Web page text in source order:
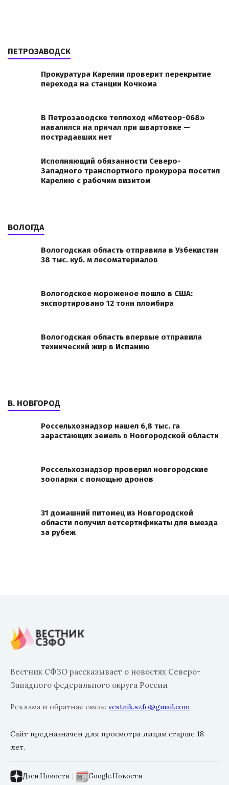
ПЕТРОЗАВОДСК
Прокуратура Карелии проверит перекрытие
перехода на станции Кочкома
В Петрозаводске теплоход «Метеор-068»
навалился на причал при швартовке —
пострадавших нет
Исполняющий обязанности Северо-
Западного транспортного прокурора посетил
Карелию с рабочим визитом
ВОЛОГДА
Вологодская область отправила в Узбекистан
38 тыс. куб. м лесоматериалов
Вологодское мороженое пошло в США:
экспортировано 12 тонн пломбира
Вологодская область впервые отправила
технический жир в Испанию
В. НОВГОРОД
Россельхознадзор нашел 6,8 тыс. га
зарастающих земель в Новгородской области
Россельхознадзор проверил новгородские
зоопарки с помощью дронов
31 домашний питомец из Новгородской
области получил ветсертификаты для выезда
за рубеж
Вестник СФЗО рассказывает о новостях Северо-
Западного федерального округа России
Реклама и обратная связь: vestnik.szfo@gmail.com
Сайт предназначен для просмотра лицам старше 18
лет.
Дзен.Новости | Google.Новости